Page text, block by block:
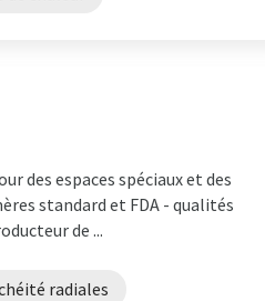
des espaces spéciaux et des
standard et FDA - qualités
de ...
radiales